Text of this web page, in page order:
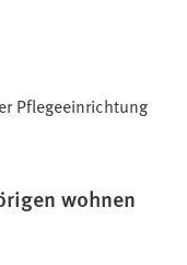
Pflegeeinrichtung
wohnen